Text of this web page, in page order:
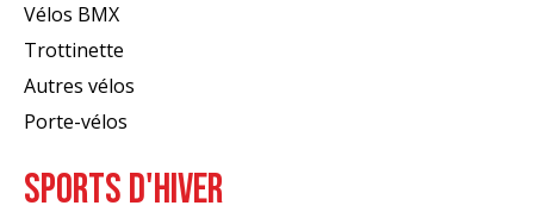
Vélos BMX
Trottinette
Autres vélos
Porte-vélos
SPORTS D'HIVER